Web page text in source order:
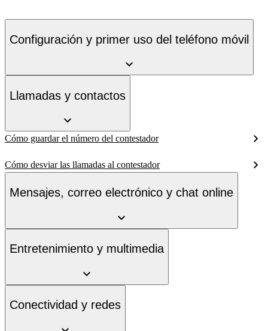
Configuración y primer uso del teléfono móvil
Llamadas y contactos
Cómo guardar el número del contestador
Cómo desviar las llamadas al contestador
Mensajes, correo electrónico y chat online
Entretenimiento y multimedia
Conectividad y redes